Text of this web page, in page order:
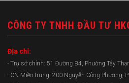
CÔNG TY TNHH ĐẦU TƯ
Địa chỉ:
- Trụ sở chính: 51 Đường B4, Phường Tây
- CN Miền trung: 200 Nguyễn Công Phương,